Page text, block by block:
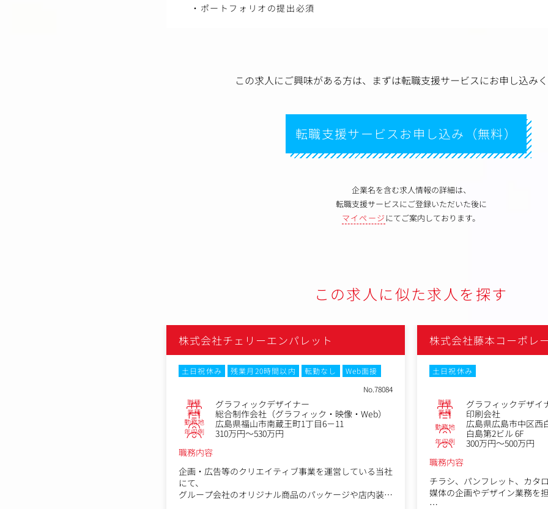
・ポートフォリオの提出必須
この求人にご興味がある方は、 まずは転職支援サービスにお申し込み
転職支援サービスお申し込み（無料）
企業名を含む求人情報の詳細は、
転職支援サービスにご登録いただいた後に
マイページにてご案内しております。
この求人に似た求人を探す
株式会社チェリーエンパレット
土日祝休み 残業月20時間以内 転勤なし
Web面接
No.78084
職種 グラフィックデザイナー
業種 総合制作会社（グラフィック・映像・Web）
勤務地 広島県福山市南蔵王町1丁目6－11
年収例
310万円～530万円
職務内容
企画・広告等のクリエイティブ事業を運営している当社
にて、
グループ会社のオリジナル商品のパッケージや店内装飾
株式会社藤本コーポレ
土日祝休み
職種 グラフィックデザイ
業種 印刷会社
勤務地
広島県広島市中区西
白島第2ビル 6F
年収例
300万円～500万円
職務内容
チラシ、パンフレット、カタ
媒体の企画やデザイン業務を